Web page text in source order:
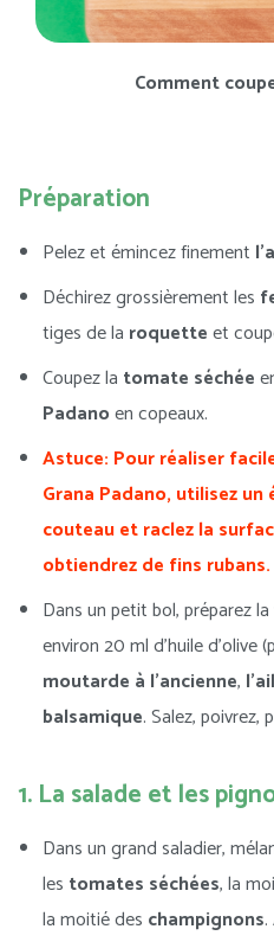
Comment
Préparation
Pelez et émincez finement
Déchirez grossièrement les
tiges de la roquetteet
Coupez la tomate séchée
Padanoen copeaux.
Astuce: Pour réaliser
Grana Padano, utilisez
couteau et raclez la
obtiendrez de fins rubans.
Dans un petit bol, préparez la
environ 20 ml d’huile d’olive
moutarde à l’ancienne, l’ail
balsamique. Salez, poivrez,
1. La salade et les
Dans un grand saladier,
les tomates séchées, la
la moitié des champignons